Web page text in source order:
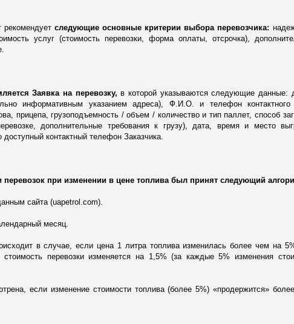
рекомендуетследующие основные критерии выбора перевозчика:
услуг (стоимость перевозки, форма оплаты, отсрочка),
Заявка на перевозку, в которой указываются следующие данные:
информативным указанием адреса), Ф.И.О. и телефон контактного
прицепа, грузоподъемность / объем / количество и тип паллет, способ
дополнительные требования к грузу), дата, время и место
контактный телефон Заказчика.
при изменении в цене топлива был принят следующий
сайта (uapetrol.com).
месяц.
в случае, если цена 1 литра топлива изменилась более чем на
перевозки изменяется на 1,5% (за каждые 5% изменения
если изменение стоимости топлива (более 5%) «продержится»